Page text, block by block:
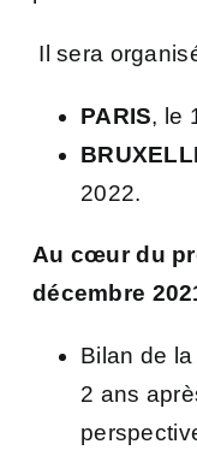
Il sera
PARIS, le
2022.
Au cœur du
décembre
Bilan de
2 ans